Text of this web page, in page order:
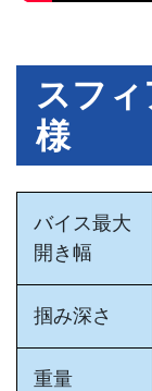
スフ
様
バイス最大
開き幅
掴み深さ
重量